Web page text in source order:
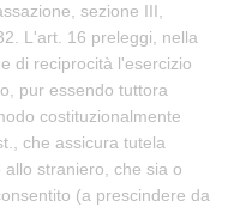
sezione III,
L'art. 16 preleggi, nella
di reciprocità l'esercizio
pur essendo tuttora
costituzionalmente
che assicura tutela
straniero, che sia o
(a prescindere da